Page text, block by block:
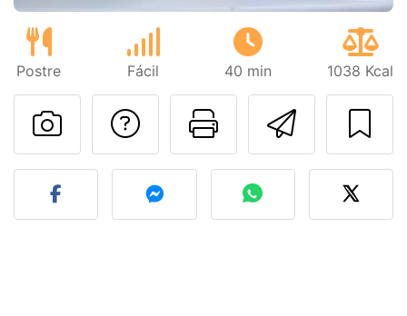
Postre Fácil 40 min 1038 Kcal
Imprimir
Preguntar al autor
Publicar la foto de esta